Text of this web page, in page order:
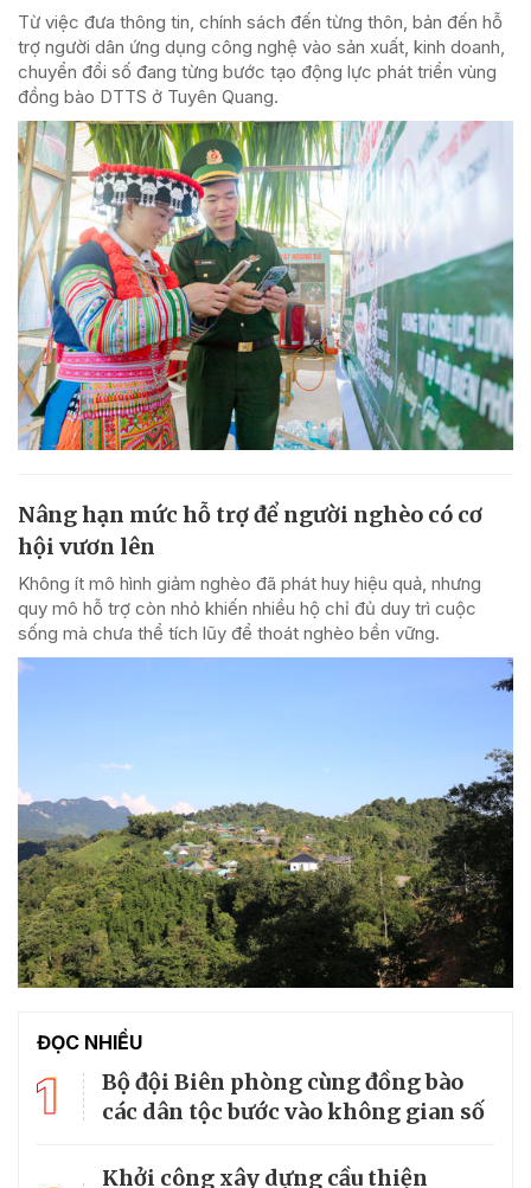
Từ việc đưa thông tin, chính sách đến từng thôn, bản đến hỗ
trợ người dân ứng dụng công nghệ vào sản xuất, kinh doanh,
chuyển đổi số đang từng bước tạo động lực phát triển vùng
đồng bào DTTS ở Tuyên Quang.
Nâng hạn mức hỗ trợ để người nghèo có cơ
hội vươn lên
Không ít mô hình giảm nghèo đã phát huy hiệu quả, nhưng
quy mô hỗ trợ còn nhỏ khiến nhiều hộ chỉ đủ duy trì cuộc
sống mà chưa thể tích lũy để thoát nghèo bền vững.
ĐỌC NHIỀU
1
Bộ đội Biên phòng cùng đồng bào
các dân tộc bước vào không gian số
Khởi công xây dựng cầu thiện